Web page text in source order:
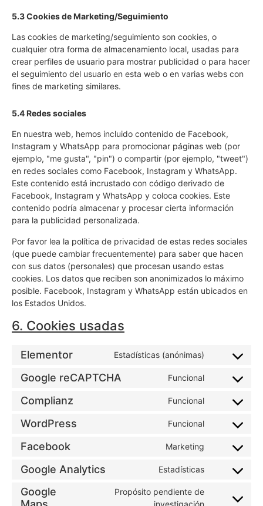
5.3 Cookies de Marketing/Seguimiento
Las cookies de marketing/seguimiento son cookies, o
cualquier otra forma de almacenamiento local, usadas para
crear perfiles de usuario para mostrar publicidad o para hacer
el seguimiento del usuario en esta web o en varias webs con
fines de marketing similares.
5.4 Redes sociales
En nuestra web, hemos incluido contenido de Facebook,
Instagram y WhatsApp para promocionar páginas web (por
ejemplo, "me gusta", "pin") o compartir (por ejemplo, "tweet")
en redes sociales como Facebook, Instagram y WhatsApp.
Este contenido está incrustado con código derivado de
Facebook, Instagram y WhatsApp y coloca cookies. Este
contenido podría almacenar y procesar cierta información
para la publicidad personalizada.
Por favor lea la política de privacidad de estas redes sociales
(que puede cambiar frecuentemente) para saber que hacen
con sus datos (personales) que procesan usando estas
cookies. Los datos que reciben son anonimizados lo máximo
posible. Facebook, Instagram y WhatsApp están ubicados en
los Estados Unidos.
6. Cookies usadas
Elementor Estadísticas (anónimas)
Google reCAPTCHA Funcional
Complianz Funcional
WordPress Funcional
Facebook Marketing
Google Analytics Estadísticas
Google
Propósito pendiente de
investigación